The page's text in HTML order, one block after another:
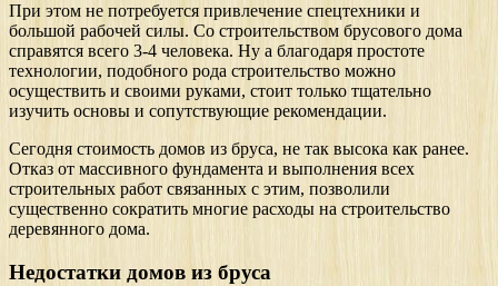
При этом не потребуется привлечение спецтехники и
большой рабочей силы. Со строительством брусового дома
справятся всего 3-4 человека. Ну а благодаря простоте
технологии, подобного рода строительство можно
осуществить и своими руками, стоит только тщательно
изучить основы и сопутствующие рекомендации.
Сегодня стоимость домов из бруса, не так высока как ранее.
Отказ от массивного фундамента и выполнения всех
строительных работ связанных с этим, позволили
существенно сократить многие расходы на строительство
деревянного дома.
Недостатки домов из бруса